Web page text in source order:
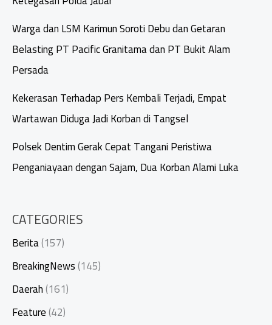
Warga dan LSM Karimun Soroti Debu dan Getaran
Belasting PT Pacific Granitama dan PT Bukit Alam
Persada
Kekerasan Terhadap Pers Kembali Terjadi, Empat
Wartawan Diduga Jadi Korban di Tangsel
Polsek Dentim Gerak Cepat Tangani Peristiwa
Penganiayaan dengan Sajam, Dua Korban Alami Luka
CATEGORIES
Berita(157)
BreakingNews(145)
Daerah(161)
Feature(42)